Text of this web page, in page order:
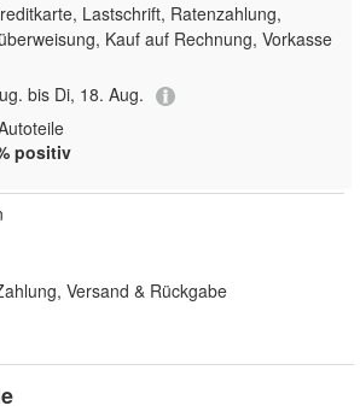
Lastschrift, Ratenzahlung,
Kauf auf Rechnung, Vorkasse
bis Di, 18. Aug.
positiv
Versand & Rückgabe